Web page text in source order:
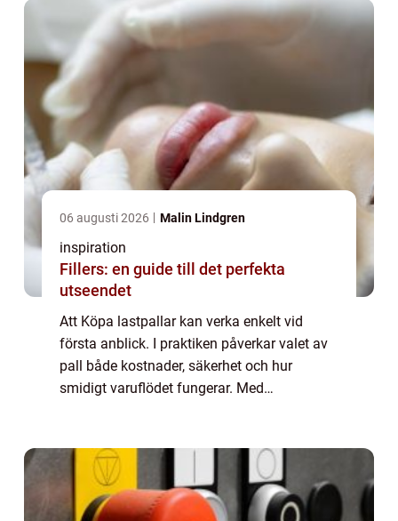
06 augusti 2026 Malin Lindgren
inspiration
Fillers: en guide till det perfekta
utseendet
Att Köpa lastpallar kan verka enkelt vid
första anblick. I praktiken påverkar valet av
pall både kostnader, säkerhet och hur
smidigt varuflödet fungerar. Med
pengar, förenk...